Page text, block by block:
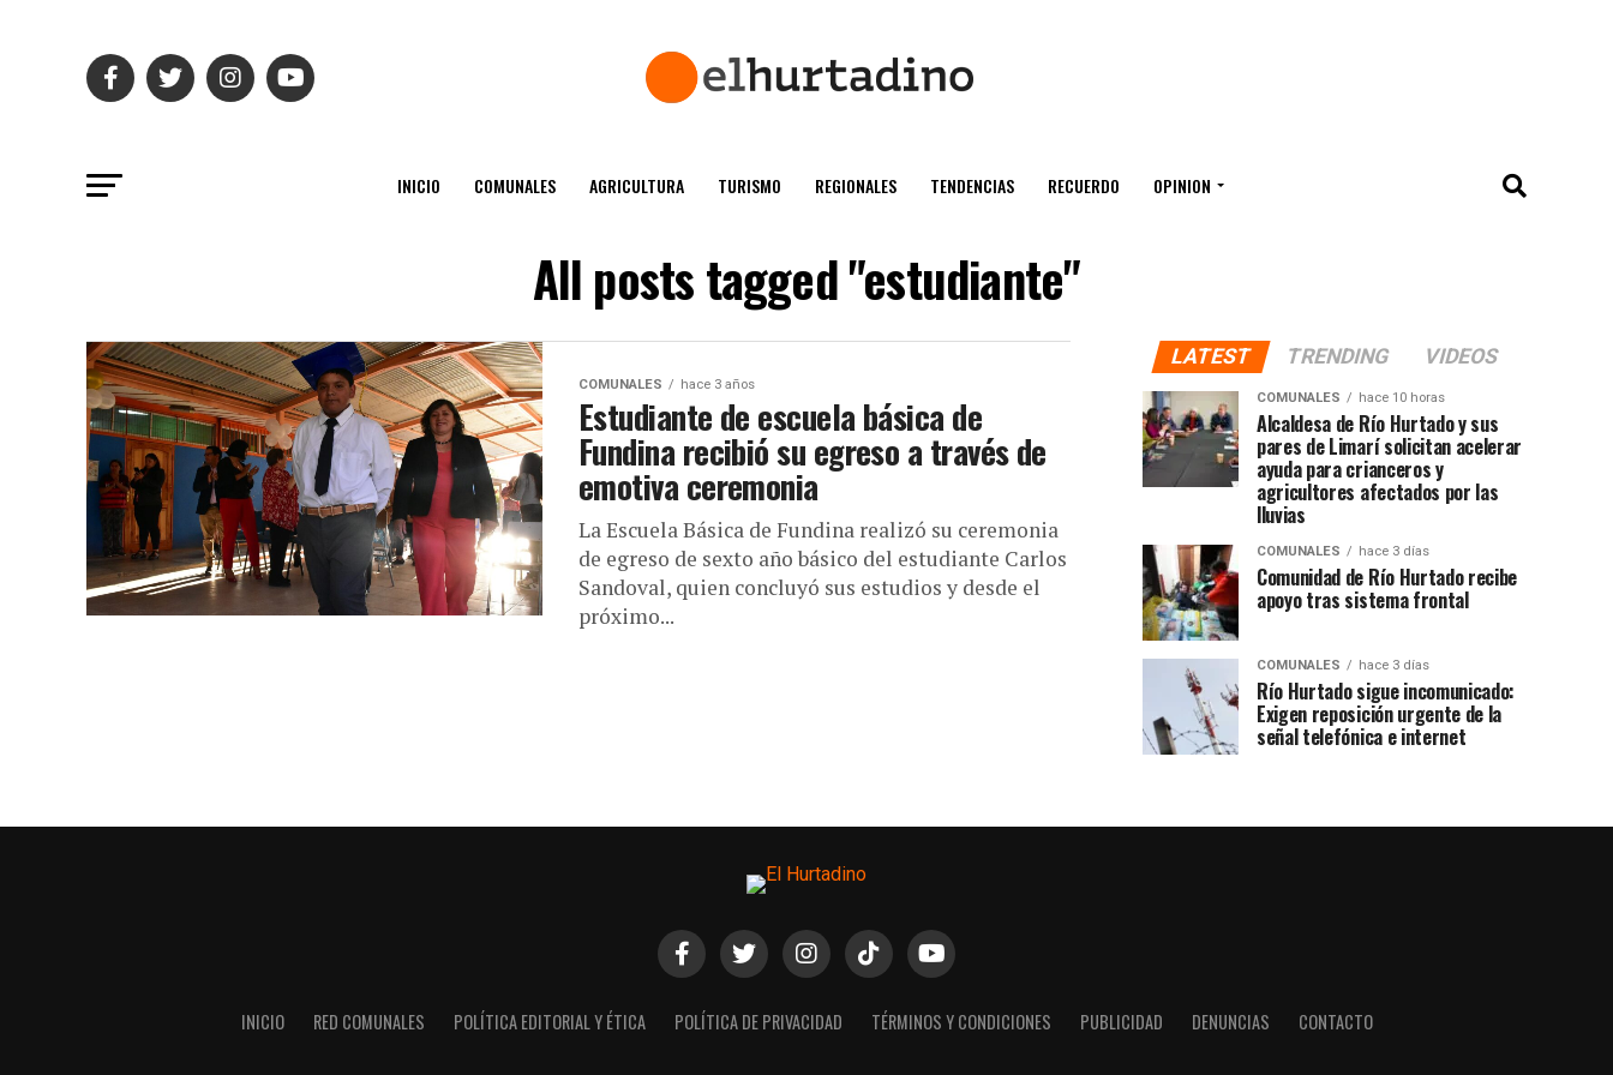
INICIO COMUNALES AGRICULTURA TURISMO REGIONALES TENDENCIAS RECUERDO OPINION
All posts tagged "estudiante"
COMUNALES hace 3 años
Estudiante de escuela básica de
Fundina recibió su egreso a través de
emotiva ceremonia
La Escuela Básica de Fundina realizó su ceremonia
de egreso de sexto año básico del estudiante Carlos
Sandoval, quien concluyó sus estudios y desde el
próximo...
LATEST TRENDING VIDEOS
COMUNALES hace 10 horas
Alcaldesa de Río Hurtado y sus
pares de Limarí solicitan acelerar
ayuda para crianceros y
agricultores afectados por las
lluvias
COMUNALES hace 3 días
Comunidad de Río Hurtado recibe
apoyo tras sistema frontal
COMUNALES hace 3 días
Río Hurtado sigue incomunicado:
Exigen reposición urgente de la
señal telefónica e internet
INICIO RED COMUNALES POLÍTICA EDITORIAL Y ÉTICA POLÍTICA DE PRIVACIDAD TÉRMINOS Y CONDICIONES PUBLICIDAD DENUNCIAS CONTACTO